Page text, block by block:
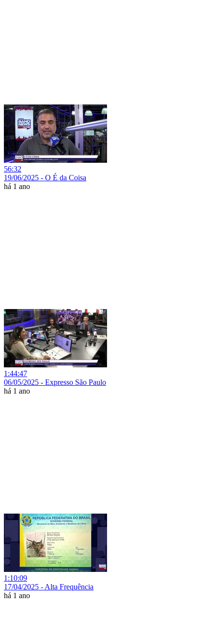
56:32
19/06/2025 - O É da Coisa
há 1 ano
1:44:47
06/05/2025 - Expresso São Paulo
há 1 ano
1:10:09
17/04/2025 - Alta Frequência
há 1 ano